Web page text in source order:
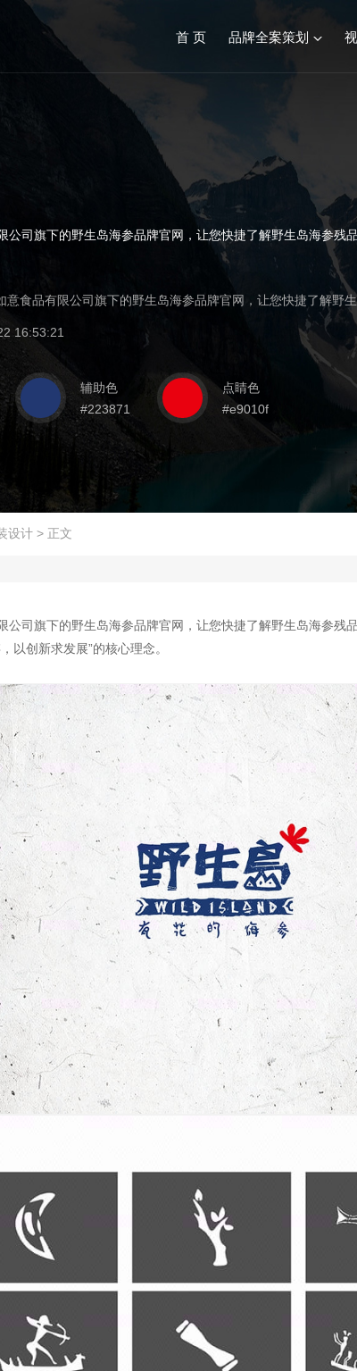
首 页 品牌全案策划
餐饮连锁品牌
化妆品品牌策
建材行业品牌
食品生鲜品牌
康养文旅品牌
医疗行业品
公司旗下的野生岛海参品牌官网，让您快捷了解野生岛海参残
意食品有限公司旗下的野生岛海参品牌官网，让您快捷了解野
16:53:21
辅助色
#223871
点睛色
#e9010f
设计 > 正文
公司旗下的野生岛海参品牌官网，让您快捷了解野生岛海参残
以创新求发展”的核心理念。